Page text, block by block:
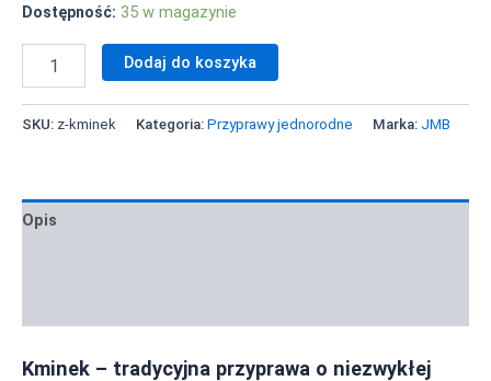
35 w magazynie
Dodaj do koszyka
SKU: z-kminek Kategoria: Przyprawy jednorodne Marka: JMB
Opis
Kminek – tradycyjna przyprawa o niezwykłej